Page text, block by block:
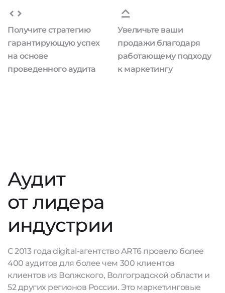
Получите стратегию
гарантирующую успех
на основе
проведенного аудита
Увеличьте ваши
продажи благодаря
работающему подходу
к маркетингу
Аудит
от лидера
индустрии
С 2013 года digital-агентство ART6 провело более
400 аудитов для более чем 300 клиентов
клиентов из Волжского, Волгоградской области и
52 других регионов России. Это маркетинговые